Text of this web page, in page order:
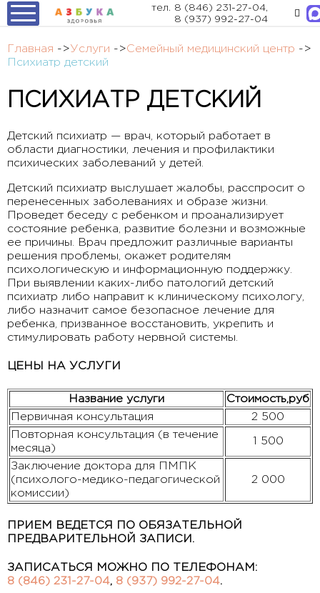
тел. 8 (846) 231-27-04,
8 (937) 992-27-04
Главная ->Услуги ->Семейный медицинский центр ->
Психиатр детский
ПСИХИАТР ДЕТСКИЙ
Детский психиатр — врач, который работает в
области диагностики, лечения и профилактики
психических заболеваний у детей.
Детский психиатр выслушает жалобы, расспросит о
перенесенных заболеваниях и образе жизни.
Проведет беседу с ребенком и проанализирует
состояние ребенка, развитие болезни и возможные
ее причины. Врач предложит различные варианты
решения проблемы, окажет родителям
психологическую и информационную поддержку.
При выявлении каких-либо патологий детский
психиатр либо направит к клиническому психологу,
либо назначит самое безопасное лечение для
ребенка, призванное восстановить, укрепить и
стимулировать работу нервной системы.
ЦЕНЫ НА УСЛУГИ
Название услуги
Стоимость,руб
Первичная консультация
2 500
Повторная консультация (в течение
месяца)
1 500
Заключение доктора для ПМПК
(психолого-медико-педагогической
комиссии)
2 000
ПРИЕМ ВЕДЕТСЯ ПО ОБЯЗАТЕЛЬНОЙ
ПРЕДВАРИТЕЛЬНОЙ ЗАПИСИ.
ЗАПИСАТЬСЯ МОЖНО ПО ТЕЛЕФОНАМ:
8 (846) 231-27-04, 8 (937) 992-27-04.